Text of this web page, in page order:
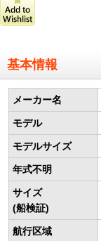
基本情報
メーカー名
モデル
モデルサイズ
年式不明
サイズ
(船検証)
航行区域